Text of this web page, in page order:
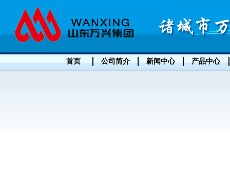
首页 公司简介 新闻中心 产品中心